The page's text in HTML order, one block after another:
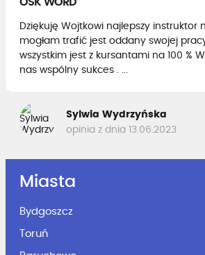
Dziękuję Wojtkowi najlepszy instruktor
mogłam trafić jest oddany swojej
wszystkim jest z kursantami na 100 %
nas wspólny sukces . ...
Sylwia Wydrzyńska
opinia z dnia 13.06.2023
Miasta
Bydgoszcz
Toruń